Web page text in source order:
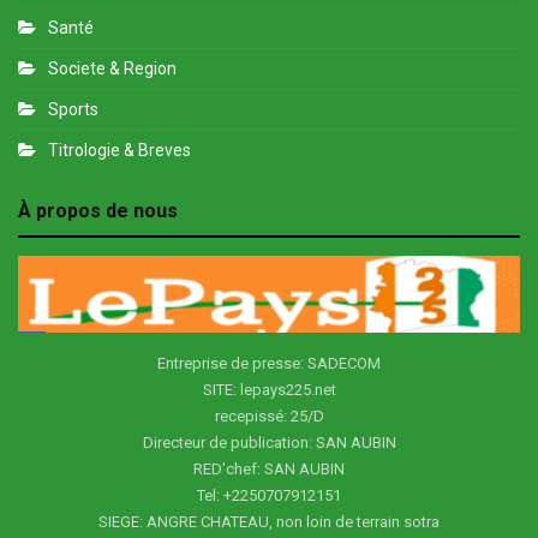
Santé
Societe & Region
Sports
Titrologie & Breves
À propos de nous
Entreprise de presse: SADECOM
SITE: lepays225.net
recepissé: 25/D
Directeur de publication: SAN AUBIN
RED'chef: SAN AUBIN
Tel: +2250707912151
SIEGE: ANGRE CHATEAU, non loin de terrain sotra